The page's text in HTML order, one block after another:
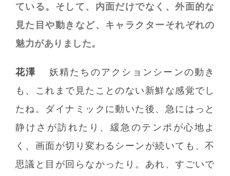
ている。そして、内面だけでなく、外面的な
見た目や動きなど、キャラクターそれぞれの
魅力がありました。
花澤
妖精たちのアクションシーンの動き
も、これまで見たことのない新鮮な感覚でし
たね。ダイナミックに動いた後、急にはっと
静けさが訪れたり、緩急のテンポが心地よ
く、画面が切り変わるシーンが続いても、不
思議と目が回らなかったり。あれ、すごいで